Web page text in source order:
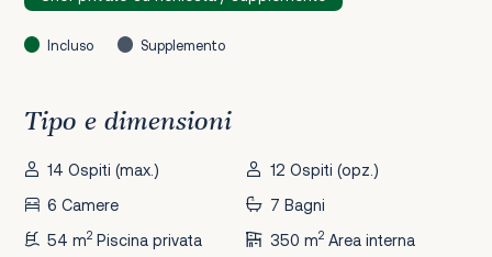
Incluso Supplemento
Tipo e dimensioni
14 Ospiti (max.)
12 Ospiti (opz.)
6 Camere
7 Bagni
54 m2 Piscina privata 350 m2Area interna